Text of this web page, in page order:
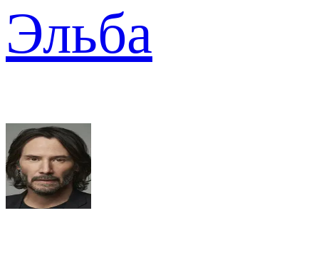
Эльба